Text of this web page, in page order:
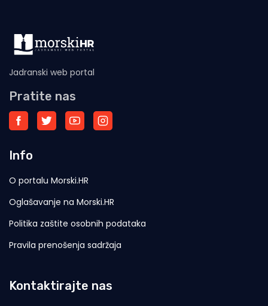
Jadranski web portal
Pratite nas
Info
O portalu Morski.HR
Oglašavanje na Morski.HR
Politika zaštite osobnih podataka
Pravila prenošenja sadržaja
Kontaktirajte nas